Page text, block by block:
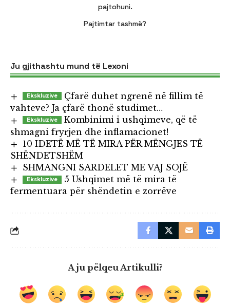
pajtohuni.
Pajtimtar tashmë?
Ju gjithashtu mund të Lexoni
Çfarë duhet ngrenë në fillim të
vahteve? Ja çfarë thonë studimet…
Kombinimi i ushqimeve, që të
shmagni fryrjen dhe inflamacionet!
10 IDETË MË TË MIRA PËR MËNGJES TË
SHËNDETSHËM
SHMANGNI SARDELET ME VAJ SOJË
5 Ushqimet më të mira të
fermentuara për shëndetin e zorrëve
A ju pëlqeu Artikulli?